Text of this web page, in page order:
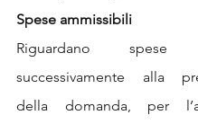
Spese ammissibili
Riguardano spese
successivamente alla
della domanda, per